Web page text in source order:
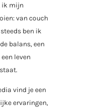
ik mijn
van couch
ben ik
balans, een
leven
vind je een
ervaringen,